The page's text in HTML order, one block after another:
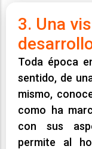
3. Una
Toda época
sentido, de
mismo,
como ha
con sus
permite al